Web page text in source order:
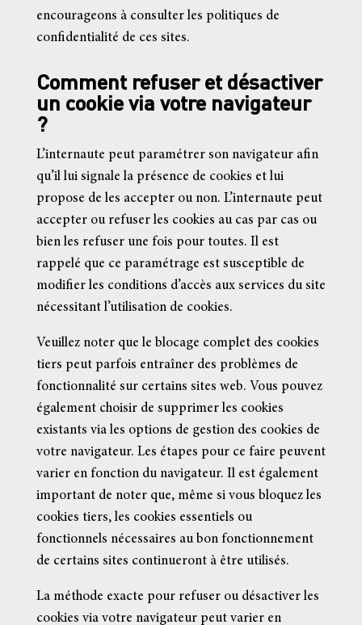
encourageons à consulter les politiques de
confidentialité de ces sites.
Comment refuser et désactiver
un cookie via votre navigateur
?
L’internaute peut paramétrer son navigateur afin
qu’il lui signale la présence de cookies et lui
propose de les accepter ou non. L’internaute peut
accepter ou refuser les cookies au cas par cas ou
bien les refuser une fois pour toutes. Il est
rappelé que ce paramétrage est susceptible de
modifier les conditions d’accès aux services du site
nécessitant l’utilisation de cookies.
Veuillez noter que le blocage complet des cookies
tiers peut parfois entraîner des problèmes de
fonctionnalité sur certains sites web. Vous pouvez
également choisir de supprimer les cookies
existants via les options de gestion des cookies de
votre navigateur. Les étapes pour ce faire peuvent
varier en fonction du navigateur. Il est également
important de noter que, même si vous bloquez les
cookies tiers, les cookies essentiels ou
fonctionnels nécessaires au bon fonctionnement
de certains sites continueront à être utilisés.
La méthode exacte pour refuser ou désactiver les
cookies via votre navigateur peut varier en